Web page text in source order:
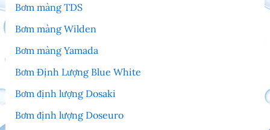
Bơm màng TDS
Bơm màng Wilden
Bơm màng Yamada
Bơm Định Lượng Blue White
Bơm định lượng Dosaki
Bơm định lượng Doseuro